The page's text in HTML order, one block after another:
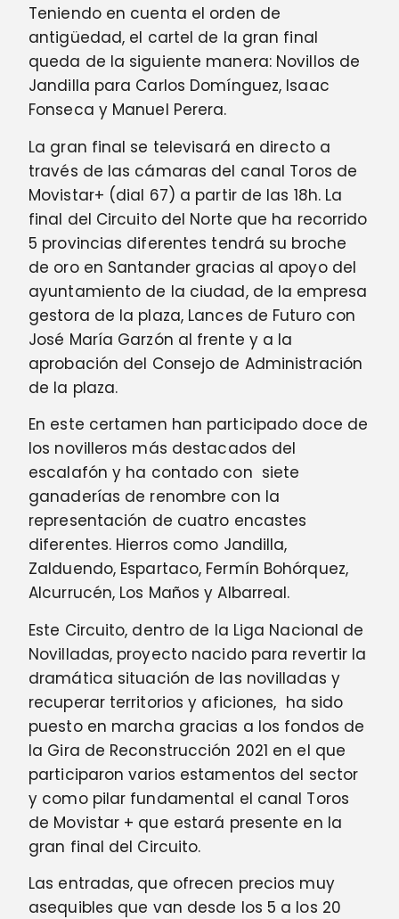
Teniendo en cuenta el orden de
antigüedad, el cartel de la gran final
queda de la siguiente manera: Novillos de
Jandilla para Carlos Domínguez, Isaac
Fonseca y Manuel Perera.
La gran final se televisará en directo a
través de las cámaras del canal Toros de
Movistar+ (dial 67) a partir de las 18h. La
final del Circuito del Norte que ha recorrido
5 provincias diferentes tendrá su broche
de oro en Santander gracias al apoyo del
ayuntamiento de la ciudad, de la empresa
gestora de la plaza, Lances de Futuro con
José María Garzón al frente y a la
aprobación del Consejo de Administración
de la plaza.
En este certamen han participado doce de
los novilleros más destacados del
escalafón y ha contado con siete
ganaderías de renombre con la
representación de cuatro encastes
diferentes. Hierros como Jandilla,
Zalduendo, Espartaco, Fermín Bohórquez,
Alcurrucén, Los Maños y Albarreal.
Este Circuito, dentro de la Liga Nacional de
Novilladas, proyecto nacido para revertir la
dramática situación de las novilladas y
recuperar territorios y aficiones, ha sido
puesto en marcha gracias a los fondos de
la Gira de Reconstrucción 2021 en el que
participaron varios estamentos del sector
y como pilar fundamental el canal Toros
de Movistar + que estará presente en la
gran final del Circuito.
Las entradas, que ofrecen precios muy
asequibles que van desde los 5 a los 20